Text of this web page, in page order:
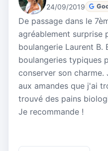
24/09/2019
De passage dans le
agréablement surprise
boulangerie Laurent
boulangeries typiques
conserver son
aux amandes que j'ai
trouvé des pains
Je recommande !